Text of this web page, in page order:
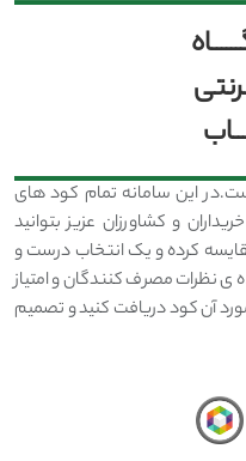
این سامانه تمام کود های
و کشاورزان عزیز بتوانید
کرده و یک انتخاب درست و
نظرات مصرف کنندگان و امتیاز
آن کود دریافت کنید و تصمیم